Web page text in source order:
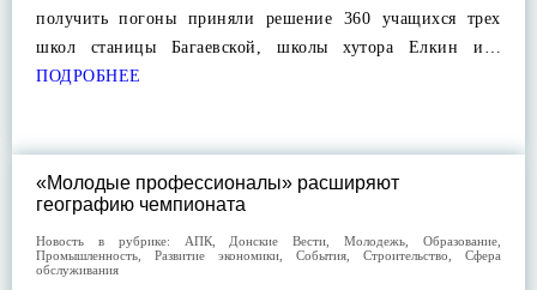
получить погоны приняли решение 360 учащихся трех
школ станицы Багаевской, школы хутора Елкин и…
ПОДРОБНЕЕ
«Молодые профессионалы» расширяют
географию чемпионата
Новость в рубрике: АПК, Донские Вести ,Молодежь ,Образование
Промышленность
Развитие экономики События Строительство
Сфера
обслуживания